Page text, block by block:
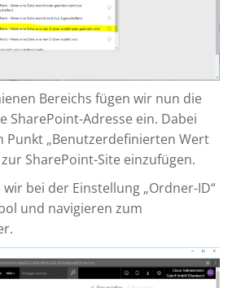
Bereichs fügen wir nun die
SharePoint-Adresse ein. Dabei
Punkt „Benutzerdefinierten Wert
SharePoint-Site einzufügen.
bei der Einstellung „Ordner-ID“
und navigieren zum